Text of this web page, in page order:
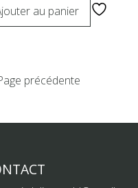
au panier
précédente